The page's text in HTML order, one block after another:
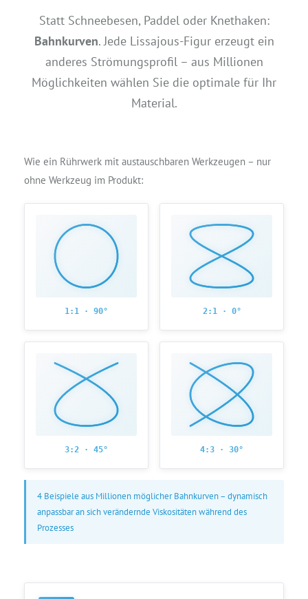
Statt Schneebesen, Paddel oder Knethaken:
Bahnkurven. Jede Lissajous-Figur erzeugt ein
anderes Strömungsprofil – aus Millionen
Möglichkeiten wählen Sie die optimale für Ihr
Material.
Wie ein Rührwerk mit austauschbaren Werkzeugen – nur
ohne Werkzeug im Produkt:
1:1 · 90° 2:1 · 0°
3:2 · 45° 4:3 · 30°
4 Beispiele aus Millionen möglicher Bahnkurven – dynamisch
anpassbar an sich verändernde Viskositäten während des
Prozesses